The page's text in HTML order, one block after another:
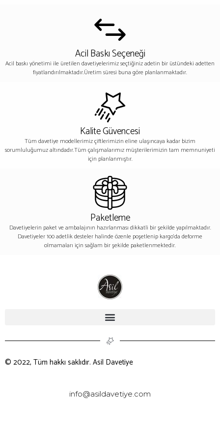
Acil Baskı Seçeneği
Acil baskı yönetimi ile üretilen davetiyelerimiz seçtiğiniz adetin bir üstündeki adetten
fiyatlandırılmaktadır.Üretim süresi buna göre planlanmaktadır.
Kalite Güvencesi
Tüm davetiye modellerimiz çiftlerimizin eline ulaşıncaya kadar bizim
sorumluluğumuz altındadır.Tüm çalışmalarımız müşterilerimizin tam memnuniyeti
için planlanmıştır.
Paketleme
Davetiyelerin paket ve ambalajının hazırlanması dikkatli bir şekilde yapılmaktadır.
Davetiyeler 100 adetlik desteler halinde özenle poşetlenip kargo’da deforme
olmamaları için sağlam bir şekilde paketlenmektedir.
© 2022, Tüm hakkı saklıdır. Asil Davetiye
info@asildavetiye.com